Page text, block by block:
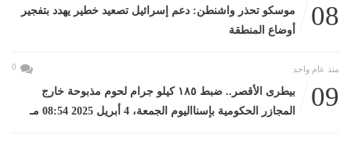
08
موسكو تحذر واشنطن: دعم إسرائيل تصعيد خطير يهدد بتفجير
أوضاع المنطقة
منذ عام واحد 0
09
بيطرى الأقصر.. ضبط ١٨٥ كيلو جرام لحوم مذبوحة خارج
المجازر الحكومية بإسنااليوم الجمعة، 4 أبريل 2025 08:54 مـ